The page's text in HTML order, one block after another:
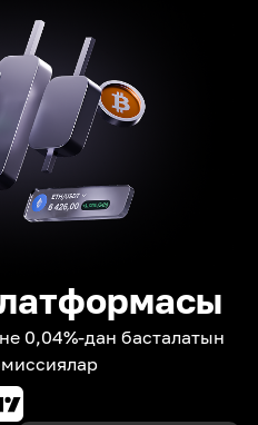
0,04%-дан басталатын